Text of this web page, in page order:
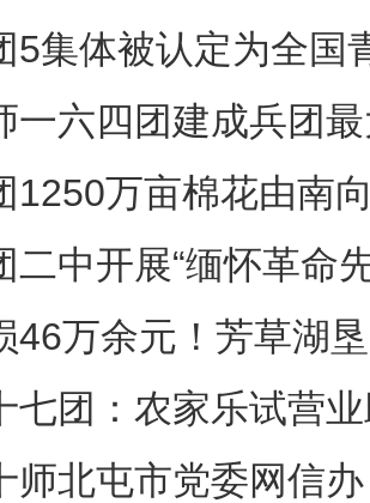
5集体被认定为全国
一六四团建成兵团
1250万亩棉花由南
二中开展“缅怀革命
题党
46万余元！芳草湖
电信
七团：农家乐试营
师北屯市党委网信